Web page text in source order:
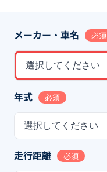
メーカー・車名 必須
選択してください
年式 必須
選択してください
走行距離 必須